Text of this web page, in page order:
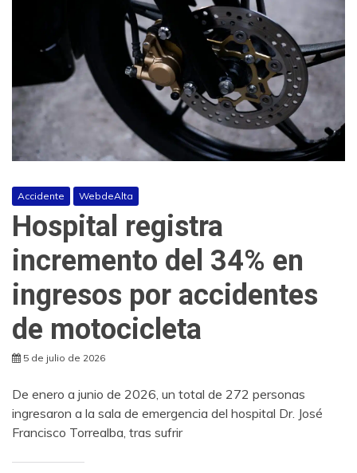
Accidente WebdeAlta
Hospital registra
incremento del 34% en
ingresos por accidentes
de motocicleta
5 de julio de 2026
De enero a junio de 2026, un total de 272 personas
ingresaron a la sala de emergencia del hospital Dr. José
Francisco Torrealba, tras sufrir